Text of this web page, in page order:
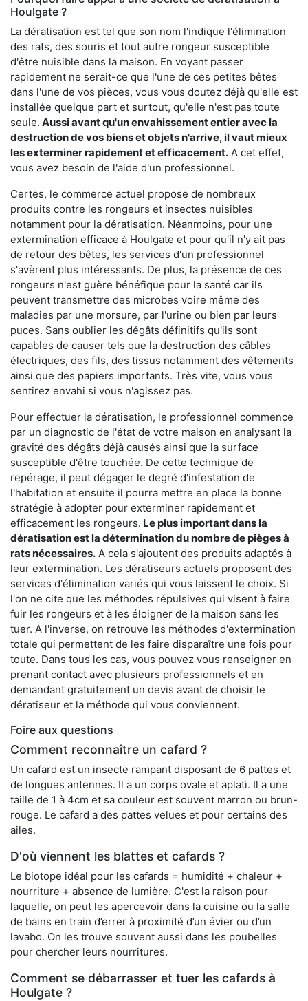
Houlgate ?
La dératisation est tel que son nom l'indique l'élimination
des rats, des souris et tout autre rongeur susceptible
d'être nuisible dans la maison. En voyant passer
rapidement ne serait-ce que l'une de ces petites bêtes
dans l'une de vos pièces, vous vous doutez déjà qu'elle est
installée quelque part et surtout, qu'elle n'est pas toute
seule. Aussi avant qu'un envahissement entier avec la
destruction de vos biens et objets n'arrive, il vaut mieux
les exterminer rapidement et efficacement. A cet effet,
vous avez besoin de l'aide d'un professionnel.
Certes, le commerce actuel propose de nombreux
produits contre les rongeurs et insectes nuisibles
notamment pour la dératisation. Néanmoins, pour une
extermination efficace à Houlgate et pour qu'il n'y ait pas
de retour des bêtes, les services d'un professionnel
s'avèrent plus intéressants. De plus, la présence de ces
rongeurs n'est guère bénéfique pour la santé car ils
peuvent transmettre des microbes voire même des
maladies par une morsure, par l'urine ou bien par leurs
puces. Sans oublier les dégâts définitifs qu'ils sont
capables de causer tels que la destruction des câbles
électriques, des fils, des tissus notamment des vêtements
ainsi que des papiers importants. Très vite, vous vous
sentirez envahi si vous n'agissez pas.
Pour effectuer la dératisation, le professionnel commence
par un diagnostic de l'état de votre maison en analysant la
gravité des dégâts déjà causés ainsi que la surface
susceptible d'être touchée. De cette technique de
repérage, il peut dégager le degré d'infestation de
l'habitation et ensuite il pourra mettre en place la bonne
stratégie à adopter pour exterminer rapidement et
efficacement les rongeurs. Le plus important dans la
dératisation est la détermination du nombre de pièges à
rats nécessaires. A cela s'ajoutent des produits adaptés à
leur extermination. Les dératiseurs actuels proposent des
services d'élimination variés qui vous laissent le choix. Si
l'on ne cite que les méthodes répulsives qui visent à faire
fuir les rongeurs et à les éloigner de la maison sans les
tuer. A l'inverse, on retrouve les méthodes d'extermination
totale qui permettent de les faire disparaître une fois pour
toute. Dans tous les cas, vous pouvez vous renseigner en
prenant contact avec plusieurs professionnels et en
demandant gratuitement un devis avant de choisir le
dératiseur et la méthode qui vous conviennent.
Foire aux questions
Comment reconnaître un cafard ?
Un cafard est un insecte rampant disposant de 6 pattes et
de longues antennes. Il a un corps ovale et aplati. Il a une
taille de 1 à 4cm et sa couleur est souvent marron ou brun-
rouge. Le cafard a des pattes velues et pour certains des
ailes.
D'où viennent les blattes et cafards ?
Le biotope idéal pour les cafards = humidité + chaleur +
nourriture + absence de lumière. C'est la raison pour
laquelle, on peut les apercevoir dans la cuisine ou la salle
de bains en train d’errer à proximité d’un évier ou d’un
lavabo. On les trouve souvent aussi dans les poubelles
pour chercher leurs nourritures.
Comment se débarrasser et tuer les cafards à
Houlgate ?